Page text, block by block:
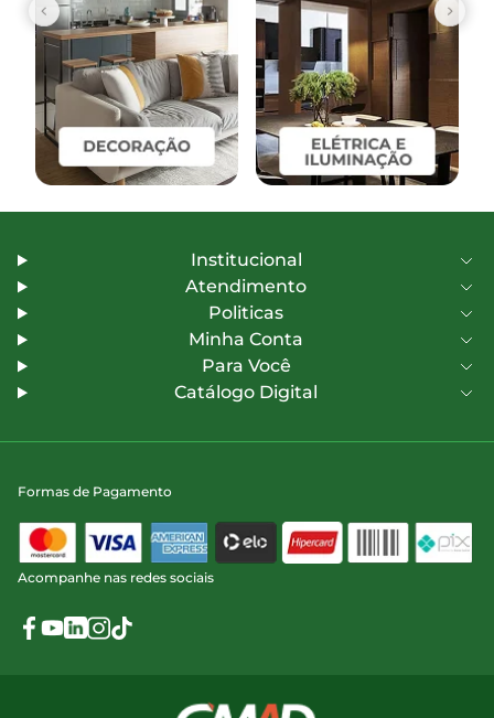
Institucional
Atendimento
Politicas
Minha Conta
Para Você
Catálogo Digital
Formas de Pagamento
Acompanhe nas redes sociais